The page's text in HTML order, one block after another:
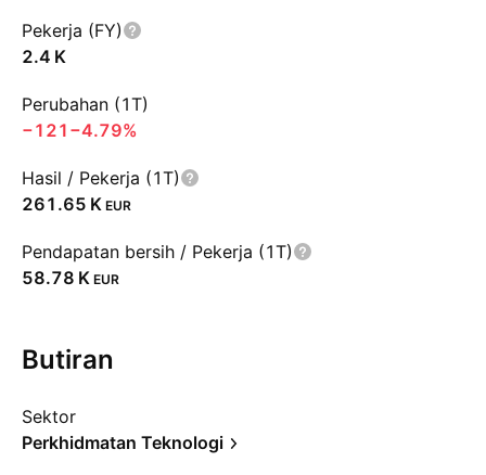
Pekerja (FY)
‪2.4 K‬
Perubahan (1T)
−121 −4.79%
Hasil / Pekerja (1T)
‪261.65 K‬ EUR
Pendapatan bersih / Pekerja (1T)
‪58.78 K‬ EUR
Butiran
Sektor
Perkhidmatan Teknologi